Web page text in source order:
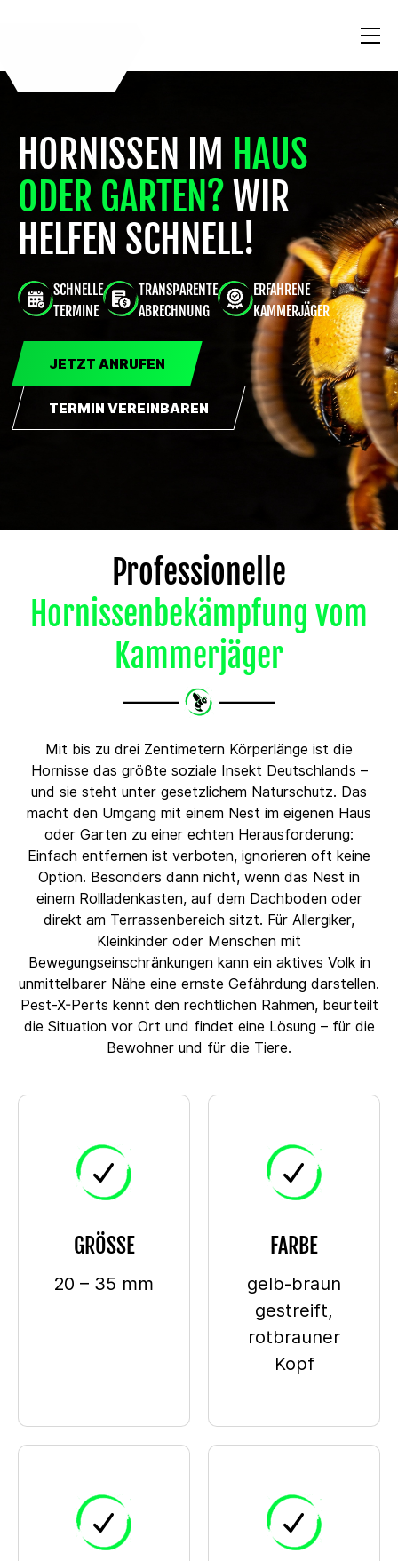
HORNISSEN IM HAUS
ODER GARTEN?WIR
HELFEN SCHNELL!
SCHNELLE
TERMINE
TRANSPARENTE
ABRECHNUNG
ERFAHRENE
KAMMERJÄGER
JETZT ANRUFEN
TERMIN VEREINBAREN
Professionelle
Hornissenbekämpfung vom
Kammerjäger
Mit bis zu drei Zentimetern Körperlänge ist die
Hornisse das größte soziale Insekt Deutschlands –
und sie steht unter gesetzlichem Naturschutz. Das
macht den Umgang mit einem Nest im eigenen Haus
oder Garten zu einer echten Herausforderung:
Einfach entfernen ist verboten, ignorieren oft keine
Option. Besonders dann nicht, wenn das Nest in
einem Rollladenkasten, auf dem Dachboden oder
direkt am Terrassenbereich sitzt. Für Allergiker,
Kleinkinder oder Menschen mit
Bewegungseinschränkungen kann ein aktives Volk in
unmittelbarer Nähe eine ernste Gefährdung darstellen.
Pest-X-Perts kennt den rechtlichen Rahmen, beurteilt
die Situation vor Ort und findet eine Lösung – für die
Bewohner und für die Tiere.
GRÖSSE
20 – 35 mm
FARBE
gelb-braun
gestreift,
rotbrauner
Kopf